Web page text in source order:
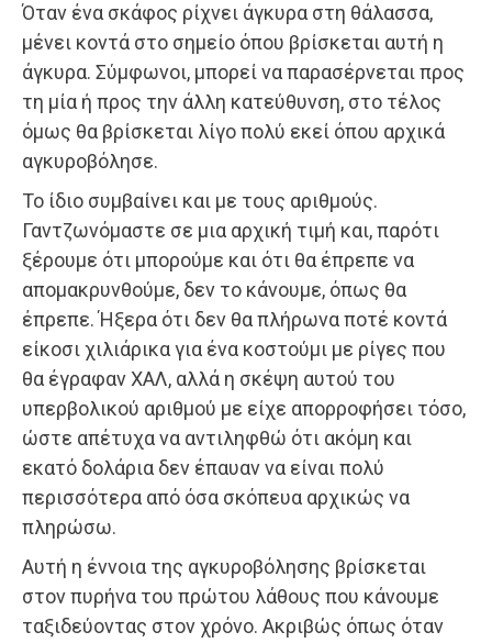
Όταν ένα σκάφος ρίχνει άγκυρα στη θάλασσα,
μένει κοντά στο σημείο όπου βρίσκεται αυτή η
άγκυρα. Σύμφωνοι, μπορεί να παρα­σέρνεται προς
τη μία ή προς την άλλη κατεύθυνση, στο τέλος
όμως θα βρίσκεται λίγο πολύ εκεί όπου αρχικά
αγκυροβόλησε.
Το ίδιο συμβαίνει και με τους αριθμούς.
Γαντζωνόμαστε σε μια αρχική τιμή και, παρότι
ξέρουμε ότι μπορούμε και ότι θα έπρεπε να
απομακρυνθούμε, δεν το κάνουμε, όπως θα
έπρεπε. Ήξερα ότι δεν θα πλήρωνα ποτέ κοντά
είκοσι χιλιάρικα για ένα κοστούμι με ρίγες που
θα έγραφαν ΧΑΛ, αλλά η σκέψη αυτού του
υπερβολικού αριθμού με είχε απορροφήσει τόσο,
ώστε απέτυχα να αντιληφθώ ότι ακόμη και
εκατό δολάρια δεν έπαυαν να είναι πολύ
περισσό­τερα από όσα σκόπευα αρχικώς να
πληρώσω.
Αυτή η έννοια της αγκυροβόλησης βρίσκεται
στον πυρήνα του πρώτου λάθους που κάνουμε
ταξιδεύοντας στον χρόνο. Ακριβώς όπως όταν